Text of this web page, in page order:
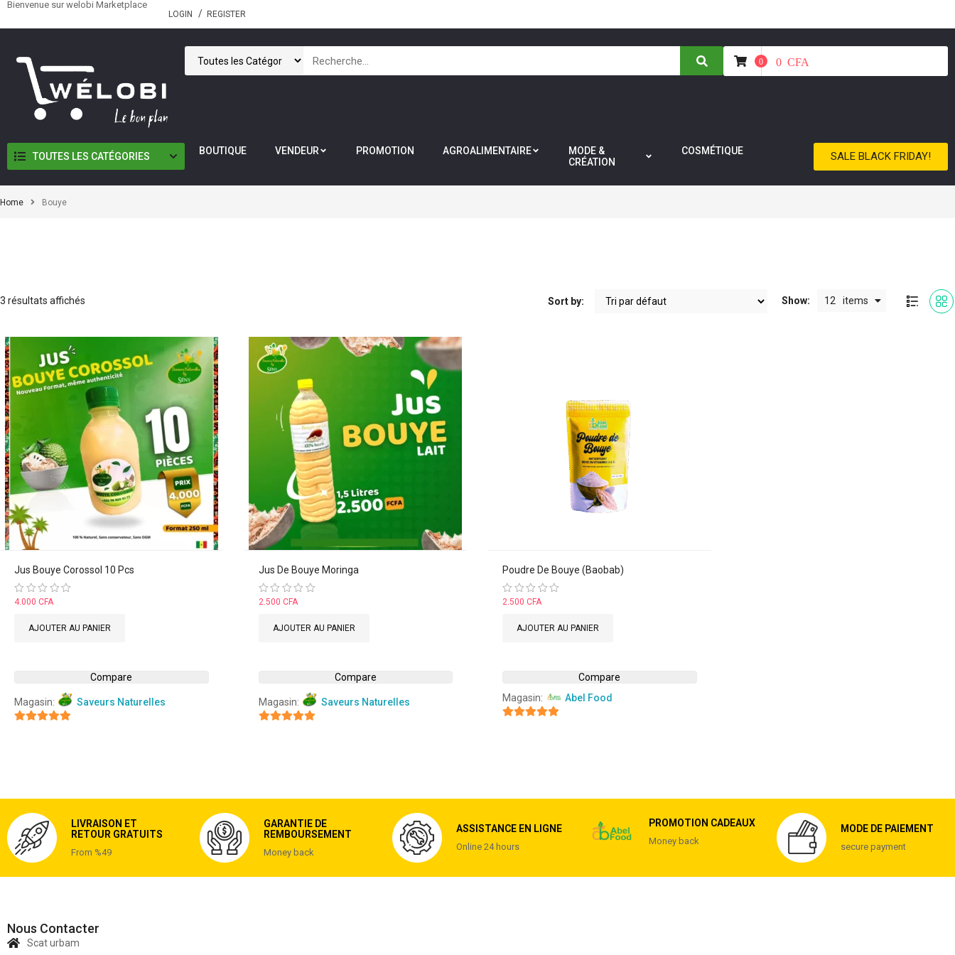
Bienvenue sur welobi Marketplace
LOGIN REGISTER
0 0CFA
TOUTES LES CATÉGORIES BOUTIQUE VENDEUR PROMOTION AGROALIMENTAIRE
MODE &
CRÉATION
COSMÉTIQUE SALE BLACK FRIDAY!
Home Bouye
3 résultats affichés Show: 12 items
Sort by:
Jus Bouye Corossol 10 Pcs
Note
4.000 CFA
AJOUTER AU PANIER
Compare
Magasin: Saveurs Naturelles
Jus De Bouye Moringa
Note
2.500 CFA
AJOUTER AU PANIER
Compare
Magasin: Saveurs Naturelles
Poudre De Bouye (Baobab)
Note
2.500 CFA
AJOUTER AU PANIER
Compare
Magasin:
Abel Food
LIVRAISON ET
RETOUR GRATUITS
From %49
GARANTIE DE
REMBOURSEMENT
Money back
ASSISTANCE EN LIGNE
Online 24 hours
PROMOTION CADEAUX
Money back
MODE DE PAIEMENT
secure payment
Nous Contacter
Scat urbam